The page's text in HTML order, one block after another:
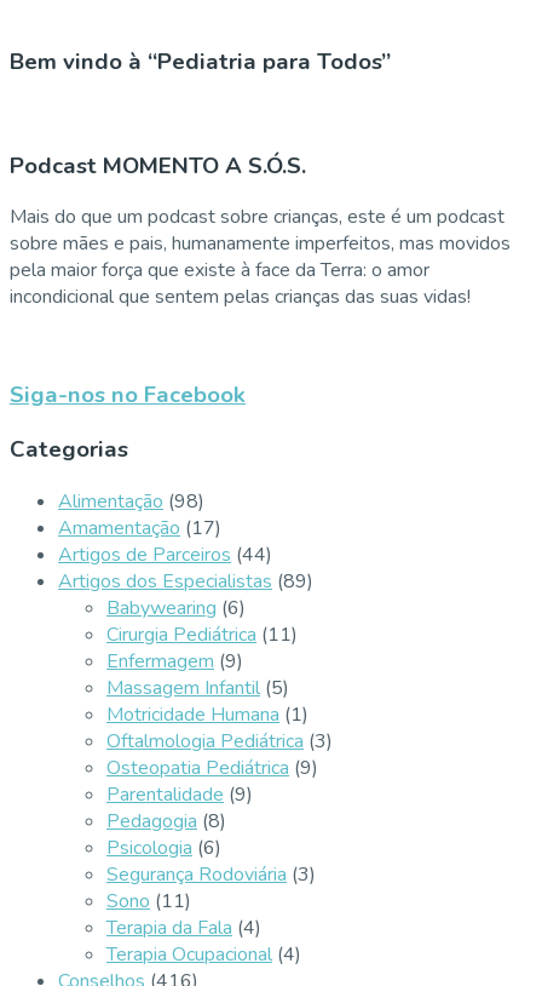
Bem vindo à “Pediatria para Todos”
Podcast MOMENTO A S.Ó.S.
Mais do que um podcast sobre crianças, este é um podcast
sobre mães e pais, humanamente imperfeitos, mas movidos
pela maior força que existe à face da Terra: o amor
incondicional que sentem pelas crianças das suas vidas!
Siga-nos no Facebook
Categorias
Alimentação (98)
Amamentação (17)
Artigos de Parceiros (44)
Artigos dos Especialistas (89)
Babywearing (6)
Cirurgia Pediátrica (11)
Enfermagem (9)
Massagem Infantil (5)
Motricidade Humana (1)
Oftalmologia Pediátrica (3)
Osteopatia Pediátrica (9)
Parentalidade (9)
Pedagogia (8)
Psicologia (6)
Segurança Rodoviária (3)
Sono (11)
Terapia da Fala (4)
Terapia Ocupacional (4)
Conselhos (416)